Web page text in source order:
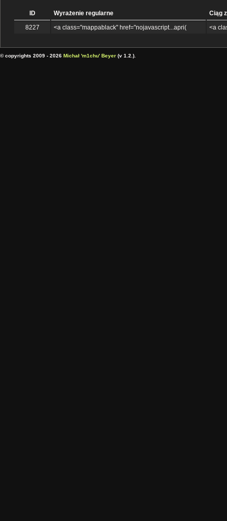
ID Wyrażenie regularne
Ciąg
8227
<a class="mappablack" href="nojavascript...apri( <a
© copyrights 2009 - 2026 Michał 'm1chu' Beyer (v 1.2.).